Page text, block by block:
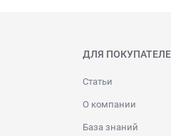
ДЛЯ
Статьи
О компании
База знаний